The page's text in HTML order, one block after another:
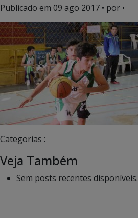
Publicado em 09 ago 2017 • por •
Categorias :
Veja Também
Sem posts recentes disponíveis.